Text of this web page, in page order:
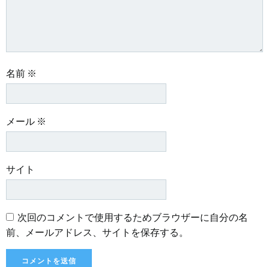
名前 ※
メール ※
サイト
次回のコメントで使用するためブラウザーに自分の名
前、メールアドレス、サイトを保存する。